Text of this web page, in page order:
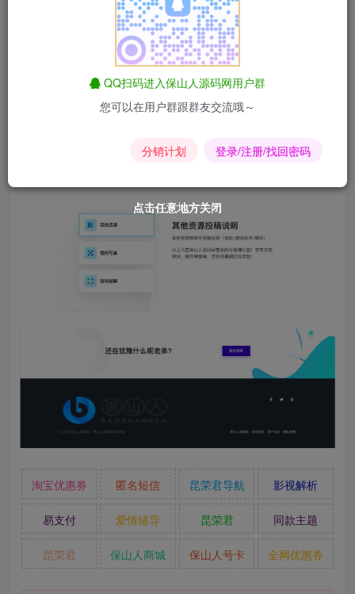
淘宝优惠券 匿名短信 昆荣君导航 影视解析
易支付 爱情辅导 昆荣君 同款主题
昆荣君 保山人商城 保山人号卡 全网优惠券
点击任意地方关闭
点击任意地方关闭
点击任意地方关闭
点击任意地方关闭
点击任意地方关闭
点击任意地方关闭
点击任意地方关闭
点击任意地方关闭
点击任意地方关闭
QQ扫码进入保山人源码网用户群
您可以在用户群跟群友交流哦～
分销计划 登录/注册/找回密码